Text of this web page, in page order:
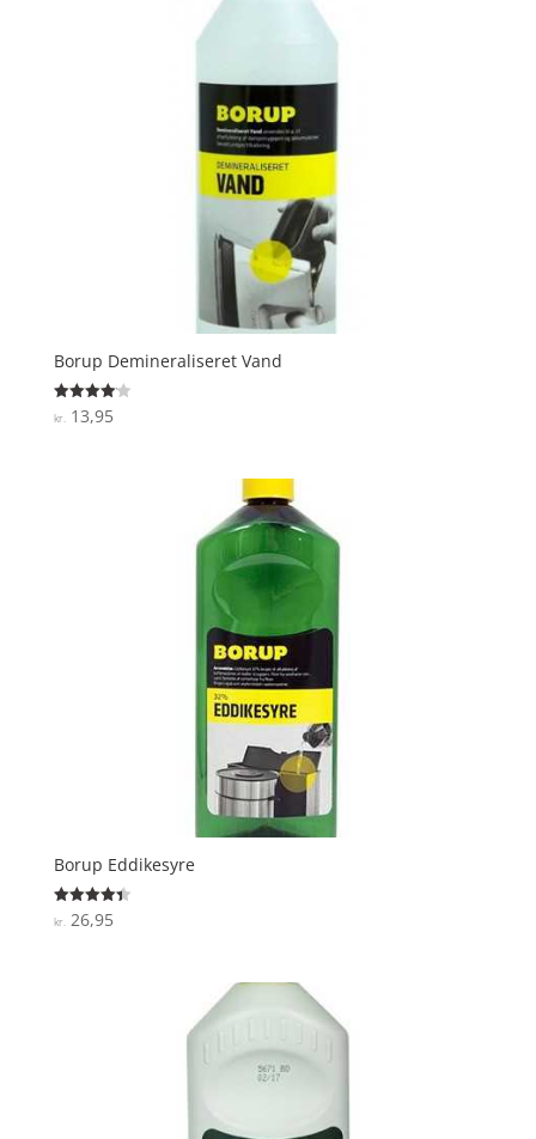
Borup Demineraliseret Vand
Vurderet
4.1
kr.13,95
Borup Eddikesyre
Vurderet
4.4
kr. 26,95